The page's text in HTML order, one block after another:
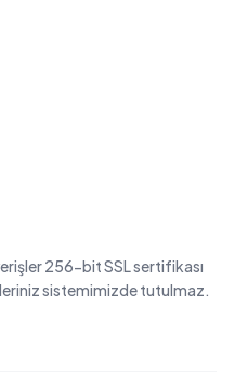
256-bit SSL sertifikası
sistemimizde tutulmaz.